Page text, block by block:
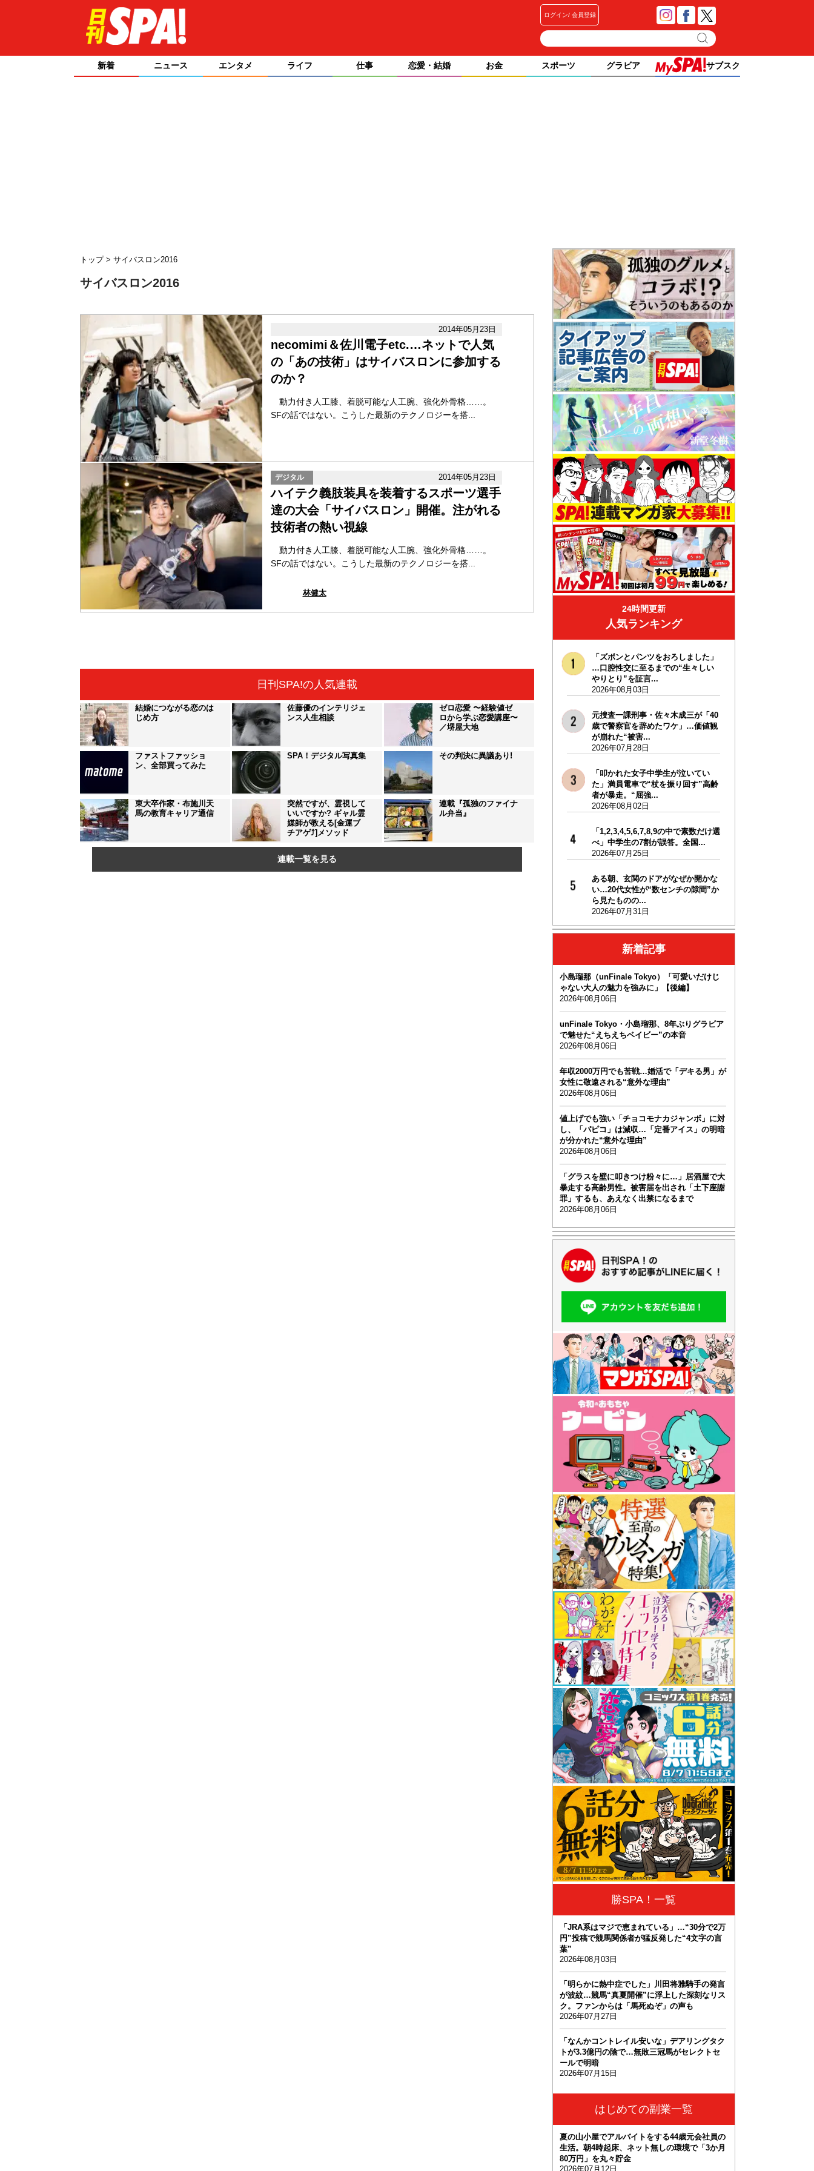
ログイン 会員登録
新着 ニュース エンタメ ライフ 仕事 恋愛・結婚 お金 スポーツ グラビア サブスク
トップ サイバスロン2016
サイバスロン2016
2014年05月23日
necomimi＆佐川電子etc.…ネットで人気
の「あの技術」はサイバスロンに参加する
のか？
動力付き人工膝、着脱可能な人工腕、強化外骨格……。
SFの話ではない。こうした最新のテクノロジーを搭...
デジタル 2014年05月23日
ハイテク義肢装具を装着するスポーツ選手
達の大会「サイバスロン」開催。注がれる
技術者の熱い視線
動力付き人工膝、着脱可能な人工腕、強化外骨格……。
SFの話ではない。こうした最新のテクノロジーを搭...
林健太
日刊SPA!の人気連載
結婚につながる恋のは
じめ方
佐藤優のインテリジェ
ンス人生相談
ゼロ恋愛 〜経験値ゼ
ロから学ぶ恋愛講座〜
／堺屋大地
ファストファッショ
ン、全部買ってみた
SPA！デジタル写真集 その判決に異議あり!
東大卒作家・布施川天
馬の教育キャリア通信
突然ですが、霊視して
いいですか? ギャル霊
媒師が教える[金運ブ
チアゲ⤴]メソッド
連載『孤独のファイナ
ル弁当』
連載一覧を見る
24時間更新
人気ランキング
「ズボンとパンツをおろしました」
…口腔性交に至るまでの“生々しい
やりとり”を証言...
2026年08月03日
元捜査一課刑事・佐々木成三が「40
歳で警察官を辞めたワケ」…価値観
が崩れた“被害...
2026年07月28日
「叩かれた女子中学生が泣いてい
た」満員電車で“杖を振り回す”高齢
者が暴走。“屈強...
2026年08月02日
「1,2,3,4,5,6,7,8,9の中で素数だけ選
べ」中学生の7割が誤答。全国...
2026年07月25日
ある朝、玄関のドアがなぜか開かな
い…20代女性が“数センチの隙間”か
ら見たものの...
2026年07月31日
新着記事
小島瑠那（unFinale Tokyo）「可愛いだけじ
ゃない大人の魅力を強みに」【後編】
2026年08月06日
unFinale Tokyo・小島瑠那、8年ぶりグラビア
で魅せた“えちえちベイビー”の本音
2026年08月06日
年収2000万円でも苦戦…婚活で「デキる男」が
女性に敬遠される“意外な理由”
2026年08月06日
値上げでも強い「チョコモナカジャンボ」に対
し、「パピコ」は減収…「定番アイス」の明暗
が分かれた“意外な理由”
2026年08月06日
「グラスを壁に叩きつけ粉々に…」居酒屋で大
暴走する高齢男性。被害届を出され「土下座謝
罪」するも、あえなく出禁になるまで
2026年08月06日
勝SPA！一覧
「JRA系はマジで恵まれている」…“30分で2万
円”投稿で競馬関係者が猛反発した“4文字の言
葉”
2026年08月03日
「明らかに熱中症でした」川田将雅騎手の発言
が波紋…競馬“真夏開催”に浮上した深刻なリス
ク。ファンからは「馬死ぬぞ」の声も
2026年07月27日
「なんかコントレイル安いな」デアリングタク
トが3.3億円の陰で…無敗三冠馬がセレクトセ
ールで明暗
2026年07月15日
はじめての副業一覧
夏の山小屋でアルバイトをする44歳元会社員の
生活。朝4時起床、ネット無しの環境で「3か月
80万円」を丸々貯金
2026年07月12日